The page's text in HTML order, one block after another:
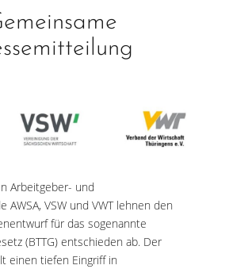
Arbeitgeber- und
AWSA, VSW und VWT lehnen den
für das sogenannte
(BTTG) entschieden ab. Der
einen tiefen Eingriff in